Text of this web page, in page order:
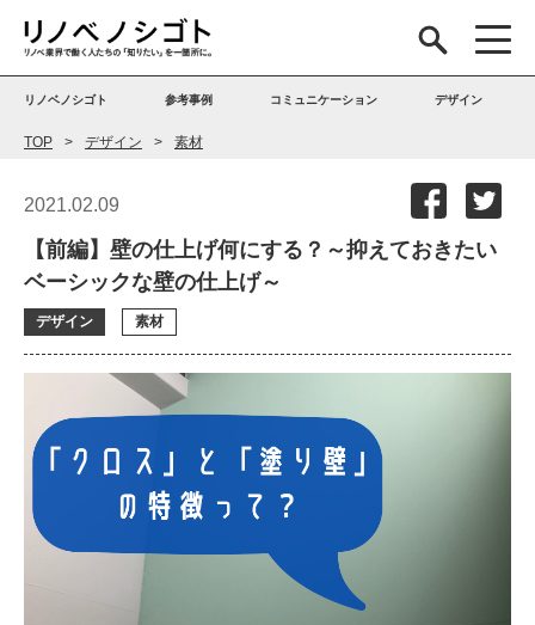
リノベノシゴト 参考事例 コミュニケーション デザイン
TOP デザイン 素材
2021.02.09
【前編】壁の仕上げ何にする？～抑えておきたい
ベーシックな壁の仕上げ～
デザイン 素材